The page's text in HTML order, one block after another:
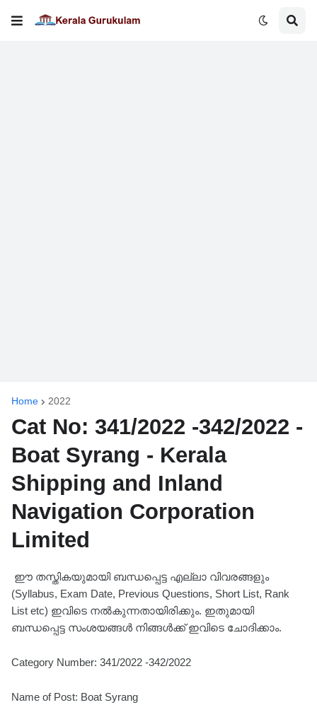
Home 2022
Cat No: 341/2022 -342/2022 -
Boat Syrang - Kerala
Shipping and Inland
Navigation Corporation
Limited
ഈ തസ്തികയുമായി ബന്ധപ്പെട്ട എല്ലാ വിവരങ്ങളും
(Syllabus, Exam Date, Previous Questions, Short List, Rank
List etc) ഇവിടെ നൽകുന്നതായിരിക്കും. ഇതുമായി
ബന്ധപ്പെട്ട സംശയങ്ങൾ നിങ്ങൾക്ക് ഇവിടെ ചോദിക്കാം.
Category Number: 341/2022 -342/2022
Name of Post: Boat Syrang